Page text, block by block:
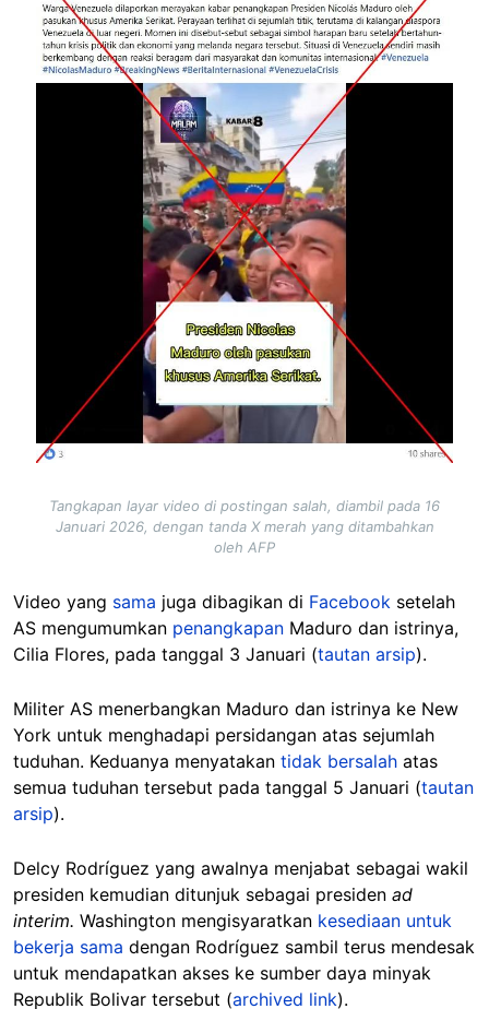
Tangkapan layar video di postingan salah, diambil pada 16
Januari 2026, dengan tanda X merah yang ditambahkan
oleh AFP
Video yang sama juga dibagikan di Facebook setelah
AS mengumumkan penangkapan Maduro dan istrinya,
Cilia Flores, pada tanggal 3 Januari (tautan arsip).
Militer AS menerbangkan Maduro dan istrinya ke New
York untuk menghadapi persidangan atas sejumlah
tuduhan. Keduanya menyatakan tidak bersalah atas
semua tuduhan tersebut pada tanggal 5 Januari (tautan
arsip).
Delcy Rodríguez yang awalnya menjabat sebagai wakil
presiden kemudian ditunjuk sebagai presiden ad
interim. Washington mengisyaratkan kesediaan untuk
bekerja sama dengan Rodríguez sambil terus mendesak
untuk mendapatkan akses ke sumber daya minyak
Republik Bolivar tersebut (archived link).